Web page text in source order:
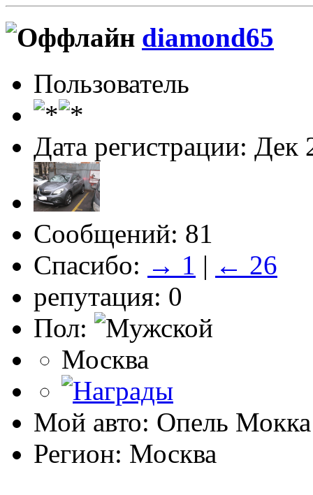
diamond65
Пользователь
Дата регистрации: Дек
Сообщений: 81
Спасибо: → 1 | ← 26
репутация: 0
Пол:
Москва
Мой авто: Опель
Регион: Москва